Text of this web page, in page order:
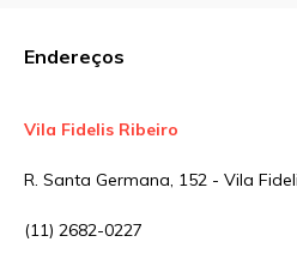
Endereços
Vila Fidelis Ribeiro
R. Santa Germana, 152 - Vila
(11) 2682-0227